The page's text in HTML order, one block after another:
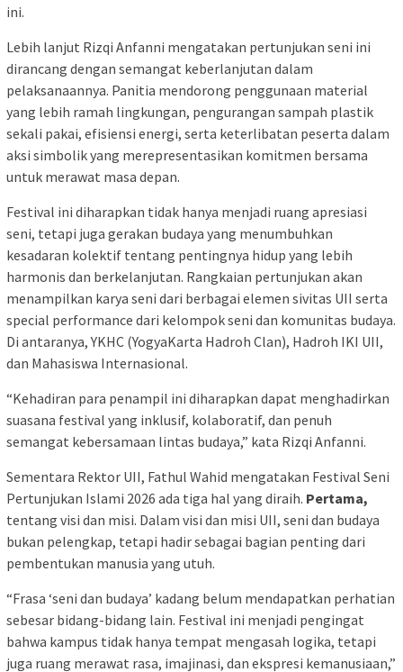
ini.
Lebih lanjut Rizqi Anfanni mengatakan pertunjukan seni ini
dirancang dengan semangat keberlanjutan dalam
pelaksanaannya. Panitia mendorong penggunaan material
yang lebih ramah lingkungan, pengurangan sampah plastik
sekali pakai, efisiensi energi, serta keterlibatan peserta dalam
aksi simbolik yang merepresentasikan komitmen bersama
untuk merawat masa depan.
Festival ini diharapkan tidak hanya menjadi ruang apresiasi
seni, tetapi juga gerakan budaya yang menumbuhkan
kesadaran kolektif tentang pentingnya hidup yang lebih
harmonis dan berkelanjutan. Rangkaian pertunjukan akan
menampilkan karya seni dari berbagai elemen sivitas UII serta
special performance dari kelompok seni dan komunitas budaya.
Di antaranya, YKHC (YogyaKarta Hadroh Clan), Hadroh IKI UII,
dan Mahasiswa Internasional.
“Kehadiran para penampil ini diharapkan dapat menghadirkan
suasana festival yang inklusif, kolaboratif, dan penuh
semangat kebersamaan lintas budaya,” kata Rizqi Anfanni.
Sementara Rektor UII, Fathul Wahid mengatakan Festival Seni
Pertunjukan Islami 2026 ada tiga hal yang diraih. Pertama,
tentang visi dan misi. Dalam visi dan misi UII, seni dan budaya
bukan pelengkap, tetapi hadir sebagai bagian penting dari
pembentukan manusia yang utuh.
“Frasa ‘seni dan budaya’ kadang belum mendapatkan perhatian
sebesar bidang-bidang lain. Festival ini menjadi pengingat
bahwa kampus tidak hanya tempat mengasah logika, tetapi
juga ruang merawat rasa, imajinasi, dan ekspresi kemanusiaan,”